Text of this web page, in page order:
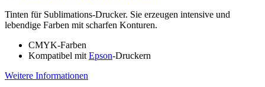
Tinten für Sublimations-Drucker. Sie erzeugen intensive und
lebendige Farben mit scharfen Konturen.
CMYK-Farben
Kompatibel mit Epson-Druckern
Weitere Informationen